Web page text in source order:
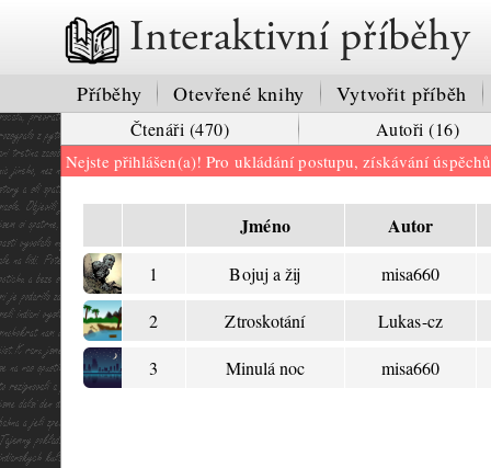
Interaktivní příběhy
Příběhy Otevřené knihy Vytvořit příběh
Čtenáři (470) Autoři (16)
Nejste přihlášen(a)! Pro ukládání postupu, získávání
Jméno Autor
1 Bojuj a žij misa660
2 Ztroskotání Lukas-cz
3 Minulá noc misa660